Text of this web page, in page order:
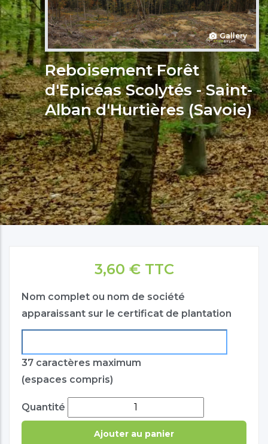
Gallery
Reboisement Forêt
d'Epicéas Scolytés - Saint-
Alban d'Hurtières (Savoie)
3,60 € TTC
Nom complet ou nom de société
apparaissant sur le certificat de plantation
37 caractères maximum
(espaces compris)
Quantité